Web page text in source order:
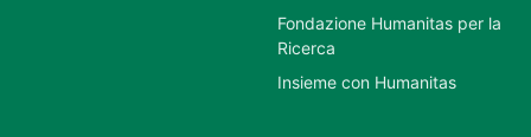
Fondazione Humanitas per la
Ricerca
Insieme con Humanitas